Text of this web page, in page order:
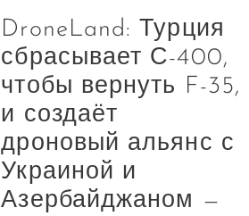
DroneLand: Турция
сбрасывает С-400,
чтобы вернуть F-35,
и создаёт
дроновый альянс с
Украиной и
Азербайджаном —